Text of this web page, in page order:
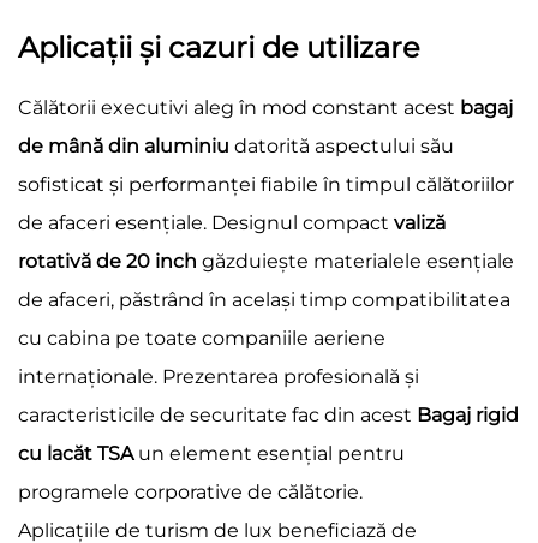
Aplicații și cazuri de utilizare
Călătorii executivi aleg în mod constant acest bagaj
de mână din aluminiu datorită aspectului său
sofisticat și performanței fiabile în timpul călătoriilor
de afaceri esențiale. Designul compact valiză
rotativă de 20 inch găzduiește materialele esențiale
de afaceri, păstrând în același timp compatibilitatea
cu cabina pe toate companiile aeriene
internaționale. Prezentarea profesională și
caracteristicile de securitate fac din acest Bagaj rigid
cu lacăt TSA un element esențial pentru
programele corporative de călătorie.
Aplicațiile de turism de lux beneficiază de